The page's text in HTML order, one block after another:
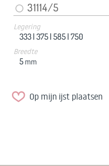
31114/5
Legering
333 |375 |585 |750
Breedte
5 mm
Op mijn ijst plaatsen